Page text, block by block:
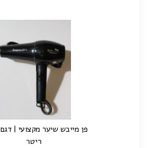
פן מייבש שיער מקצועי | דגם EV-5
ריטר